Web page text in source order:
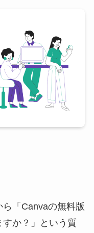
「Canvaの無料版
すか？」という質